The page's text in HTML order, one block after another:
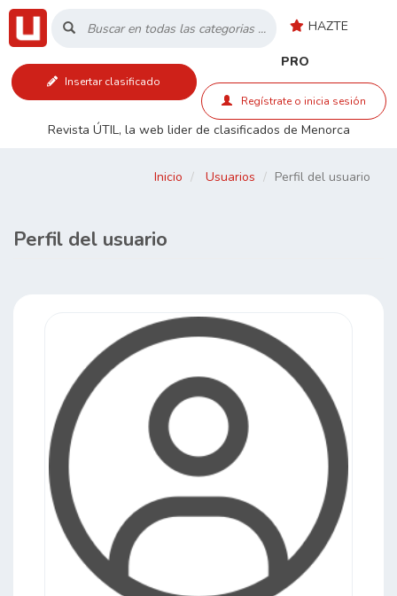
HAZTE
PRO
Insertar clasificado
Regístrate o inicia sesión
Revista ÚTIL, la web lider de clasificados de Menorca
Inicio
RSS
Inicio Usuarios Perfil del usuario
Perfil del usuario